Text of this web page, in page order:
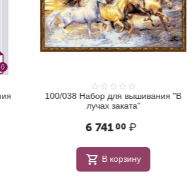
100/038 Набор для вышивания "В
лучах заката"
6 74100 ₽
В корзину